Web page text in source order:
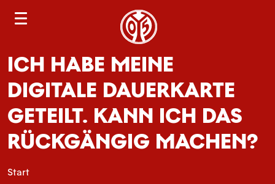
ICH HABE MEINE
DIGITALE DAUERKARTE
GETEILT. KANN ICH DAS
RÜCKGÄNGIG MACHEN?
Start